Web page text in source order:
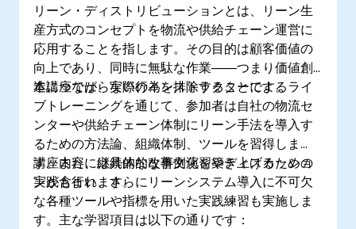
リーン・ディストリビューションとは、リーン生
産方式のコンセプトを物流や供給チェーン運営に
応用することを指します。その目的は顧客価値の
向上であり、同時に無駄な作業――つまり価値創
造につながらない行為を排除することです。
本講座では、実際のインストラクターによるライ
ブトレーニングを通じて、参加者は自社の物流セ
ンターや供給チェーン体制にリーン手法を導入す
るための方法論、組織体制、ツールを習得しま
す。また、継続的な改善文化を築き上げるための
実践も行います。
講座内容には具体的な事例演習やディスカッショ
ンが含まれ、さらにリーンシステム導入に不可欠
な各種ツールや指標を用いた実践練習も実施しま
す。主な学習項目は以下の通りです：